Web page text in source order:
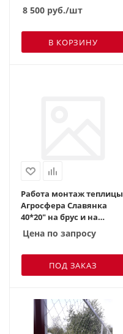
8 500 руб./шт
В КОРЗИНУ
Работа монтаж теплицы
Агросфера Славянка
40*20" на брус и на
землю
Цена по запросу
ПОД ЗАКАЗ